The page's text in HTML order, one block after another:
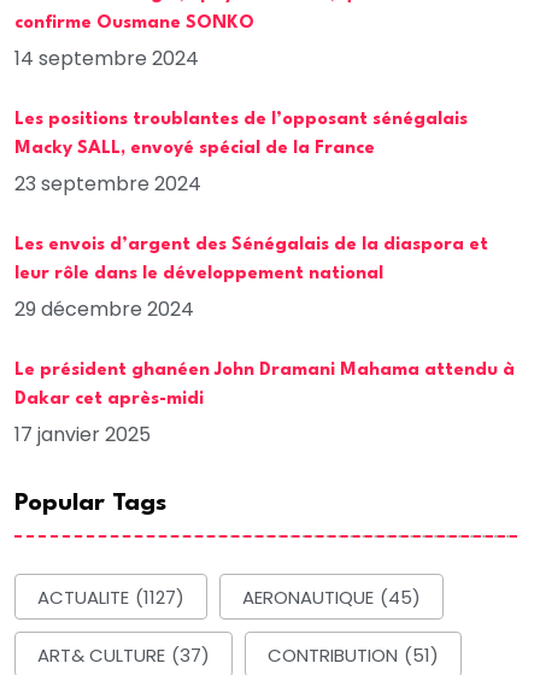
confirme Ousmane SONKO
14 septembre 2024
Les positions troublantes de l’opposant sénégalais
Macky SALL, envoyé spécial de la France
23 septembre 2024
Les envois d’argent des Sénégalais de la diaspora et
leur rôle dans le développement national
29 décembre 2024
Le président ghanéen John Dramani Mahama attendu à
Dakar cet après-midi
17 janvier 2025
Popular Tags
ACTUALITE (1127) AERONAUTIQUE (45)
ART& CULTURE (37) CONTRIBUTION (51)